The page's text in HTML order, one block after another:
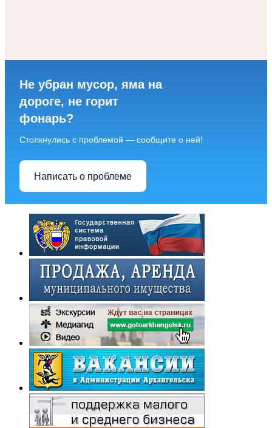
Не убран мусор, яма на
дороге, не горит
фонарь?
Столкнулись с проблемой — сообщите о ней!
Написать о проблеме